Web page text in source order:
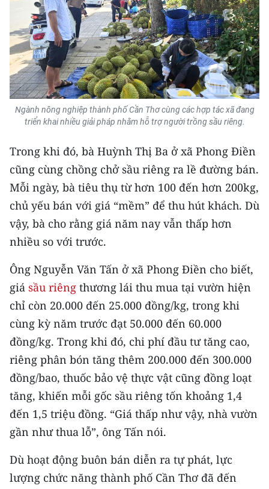
Media Thế giới
Media Thể thao
Media Giáo dục
Media Y tế
Media Khoa học - Công nghệ
Ảnh
Infographic
TIN MỚI
Trung du và miền núi phía Bắc
Đồng bằng sông Hồng
Bắc Trung Bộ
Duyên hải Nam Trung Bộ và Tây
Nguyên
Đông Nam Bộ
Đồng bằng sông Cửu Long
Chuyên trang Hà Nội
Ngành nông nghiệp thành phố Cần Thơ cùng các hợp tác xã đang
triển khai nhiều giải pháp nhằm hỗ trợ người trồng sầu riêng.
Trong khi đó, bà Huỳnh Thị Ba ở xã Phong Điền
cũng cùng chồng chở sầu riêng ra lề đường bán.
Mỗi ngày, bà tiêu thụ từ hơn 100 đến hơn 200kg,
chủ yếu bán với giá “mềm” để thu hút khách. Dù
vậy, bà cho rằng giá năm nay vẫn thấp hơn
nhiều so với trước.
Ông Nguyễn Văn Tấn ở xã Phong Điền cho biết,
giá sầu riêng thương lái thu mua tại vườn hiện
chỉ còn 20.000 đến 25.000 đồng/kg, trong khi
cùng kỳ năm trước đạt 50.000 đến 60.000
đồng/kg. Trong khi đó, chi phí đầu tư tăng cao,
riêng phân bón tăng thêm 200.000 đến 300.000
đồng/bao, thuốc bảo vệ thực vật cũng đồng loạt
tăng, khiến mỗi gốc sầu riêng tốn khoảng 1,4
đến 1,5 triệu đồng. “Giá thấp như vậy, nhà vườn
gần như thua lỗ”, ông Tấn nói.
Dù hoạt động buôn bán diễn ra tự phát, lực
lượng chức năng thành phố Cần Thơ đã đến